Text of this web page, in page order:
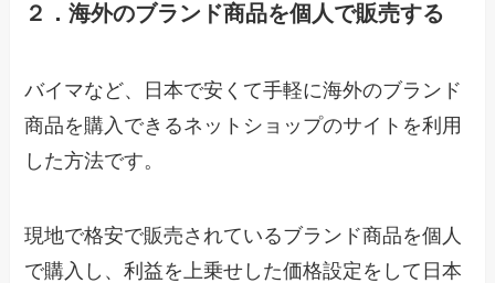
２．海外のブランド商品を個人で販売する
バイマなど、日本で安くて手軽に海外のブランド
商品を購入できるネットショップのサイトを利用
した方法です。
現地で格安で販売されているブランド商品を個人
で購入し、利益を上乗せした価格設定をして日本